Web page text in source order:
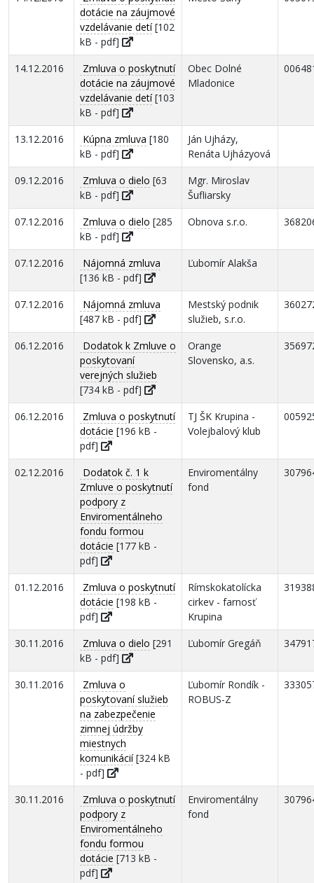
dotácie na záujmové
vzdelávanie detí[102
kB - pdf]
14.12.2016
Zmluva o poskytnutí
dotácie na záujmové
vzdelávanie detí[103
kB - pdf]
Obec Dolné
Mladonice
13.12.2016 Kúpna zmluva [180
kB - pdf]
Ján Ujházy,
Renáta Ujházyová
09.12.2016
Zmluva o dielo [63
kB - pdf]
Mgr. Miroslav
Šufliarsky
07.12.2016
Zmluva o dielo [285
kB - pdf]
Obnova s.r.o.
07.12.2016
Nájomná zmluva
[136 kB - pdf]
Ľubomír Alakša
07.12.2016
Nájomná zmluva
[487 kB - pdf]
Mestský podnik
služieb, s.r.o.
06.12.2016
Dodatok k Zmluve o
poskytovaní
verejných služieb
[734 kB - pdf]
Orange
Slovensko, a.s.
06.12.2016
Zmluva o poskytnutí
dotácie [196 kB -
pdf]
TJ ŠK Krupina -
Volejbalový klub
02.12.2016
Dodatok č. 1 k
Zmluve o poskytnutí
podpory z
Enviromentálneho
fondu formou
dotácie [177 kB -
pdf]
Enviromentálny
fond
01.12.2016
Zmluva o poskytnutí
dotácie [198 kB -
pdf]
Rímskokatolícka
cirkev - farnosť
Krupina
30.11.2016 Zmluva o dielo [291
kB - pdf]
Ľubomír Gregáň
30.11.2016
Zmluva o
poskytovaní služieb
na zabezpečenie
zimnej údržby
miestnych
komunikácií[324 kB
- pdf]
Ľubomír Rondík -
ROBUS-Z
30.11.2016
Zmluva o poskytnutí
podpory z
Enviromentálneho
fondu formou
dotácie [713 kB -
pdf]
Enviromentálny
fond